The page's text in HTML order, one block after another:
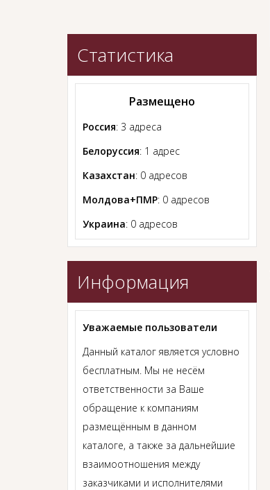
Статистика
Размещено
Россия: 3 адреса
Белоруссия: 1 адрес
Казахстан: 0 адресов
Молдова+ПМР: 0 адресов
Украина: 0 адресов
Информация
Уважаемые пользователи
Данный каталог является условно
бесплатным. Мы не несём
ответственности за Ваше
обращение к компаниям
размещённым в данном
каталоге, а также за дальнейшие
взаимоотношения между
заказчиками и исполнителями